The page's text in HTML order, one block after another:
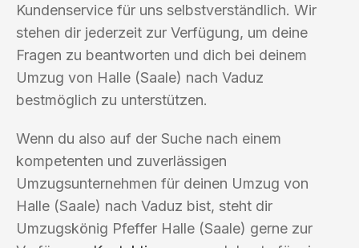
Kundenservice für uns selbstverständlich. Wir
stehen dir jederzeit zur Verfügung, um deine
Fragen zu beantworten und dich bei deinem
Umzug von Halle (Saale) nach Vaduz
bestmöglich zu unterstützen.
Wenn du also auf der Suche nach einem
kompetenten und zuverlässigen
Umzugsunternehmen für deinen Umzug von
Halle (Saale) nach Vaduz bist, steht dir
Umzugskönig Pfeffer Halle (Saale) gerne zur